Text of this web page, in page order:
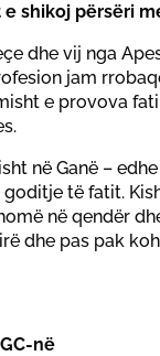
shikoj përsëri
dhe vij nga
jam
e provova
në Ganë –
të fatit.
në qendër
dhe pas pak
në